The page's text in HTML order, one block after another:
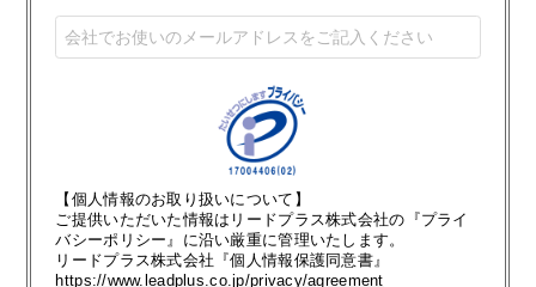
【個人情報のお取り扱いについて】
ご提供いただいた情報はリードプラス株式会社の『プライ
バシーポリシー』に沿い厳重に管理いたします。
リードプラス株式会社『個人情報保護同意書』
https://www.leadplus.co.jp/privacy/agreement